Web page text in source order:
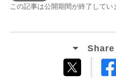
この記事は公開期間が終了してい